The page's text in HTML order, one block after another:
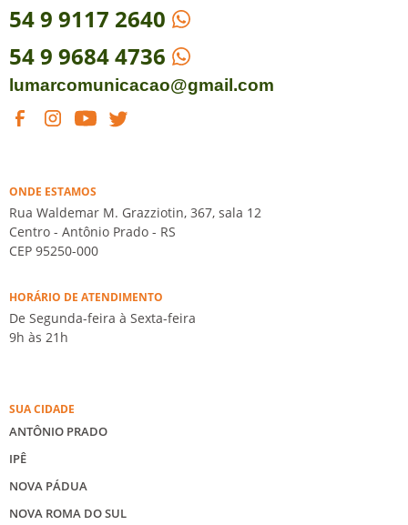
549 9117 2640
54 9 9684 4736
lumarcomunicacao@gmail.com
ONDE ESTAMOS
Rua Waldemar M. Grazziotin, 367, sala 12
Centro - Antônio Prado - RS
CEP 95250-000
HORÁRIO DE ATENDIMENTO
De Segunda-feira à Sexta-feira
9h às 21h
SUA CIDADE
ANTÔNIO PRADO
IPÊ
NOVA PÁDUA
NOVA ROMA DO SUL